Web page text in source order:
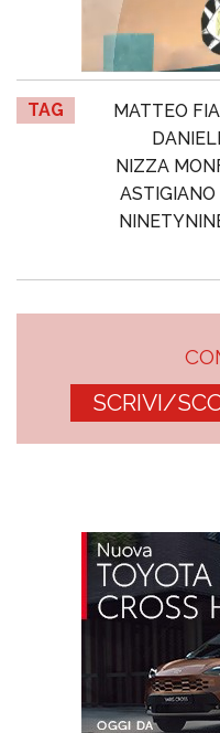
TAG MATTEO
NIZZA
ASTIGIANO
SCRIVI/